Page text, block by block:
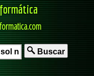
Buscar